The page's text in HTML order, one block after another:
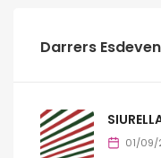
Darrers
01/